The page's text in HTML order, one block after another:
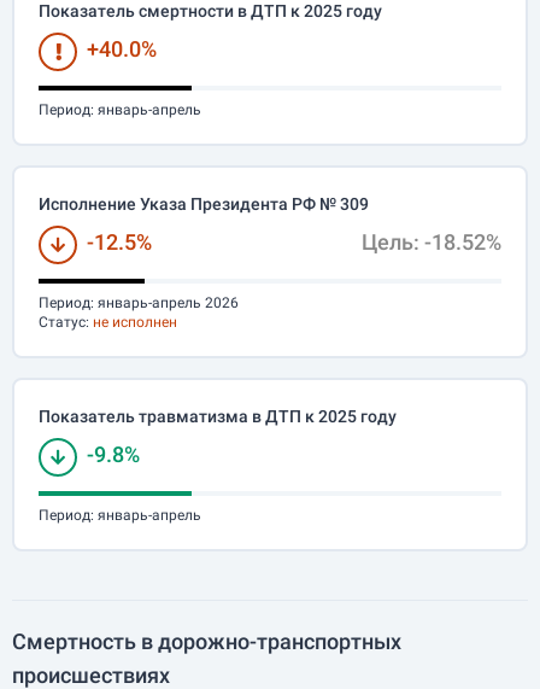
Показатель смертности в ДТП к 2025 году
+40.0%
Период: январь-апрель
Исполнение Указа Президента РФ № 309
-12.5% Цель: -18.52%
Период: январь-апрель 2026
Статус: не исполнен
Показатель травматизма в ДТП к 2025 году
-9.8%
Период: январь-апрель
Смертность в дорожно-транспортных
происшествиях